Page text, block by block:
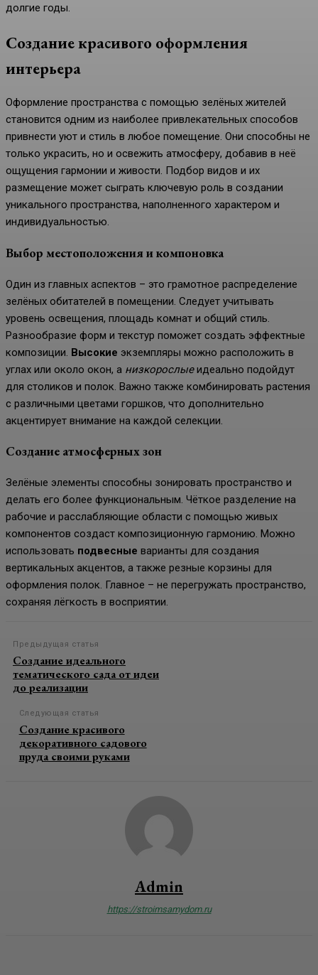
долгие годы.
Создание красивого оформления
интерьера
Оформление пространства с помощью зелёных жителей
становится одним из наиболее привлекательных способов
привнести уют и стиль в любое помещение. Они способны не
только украсить, но и освежить атмосферу, добавив в неё
ощущения гармонии и живости. Подбор видов и их
размещение может сыграть ключевую роль в создании
уникального пространства, наполненного характером и
индивидуальностью.
Выбор местоположения и компоновка
Один из главных аспектов – это грамотное распределение
зелёных обитателей в помещении. Следует учитывать
уровень освещения, площадь комнат и общий стиль.
Разнообразие форм и текстур поможет создать эффектные
композиции. Высокие экземпляры можно расположить в
углах или около окон, а низкорослыеидеально подойдут
для столиков и полок. Важно также комбинировать растения
с различными цветами горшков, что дополнительно
акцентирует внимание на каждой селекции.
Создание атмосферных зон
Зелёные элементы способны зонировать пространство и
делать его более функциональным. Чёткое разделение на
рабочие и расслабляющие области с помощью живых
компонентов создаст композиционную гармонию. Можно
использовать подвесные варианты для создания
вертикальных акцентов, а также резные корзины для
оформления полок. Главное – не перегружать пространство,
сохраняя лёгкость в восприятии.
Предыдущая статья
Создание идеального
тематического сада от идеи
до реализации
Следующая статья
Создание красивого
декоративного садового
пруда своими руками
Admin
https://stroimsamydom.ru